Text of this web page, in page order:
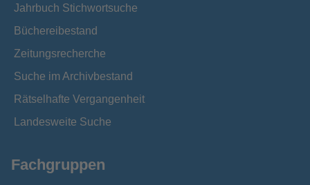
Jahrbuch Stichwortsuche
Büchereibestand
Zeitungsrecherche
Suche im Archivbestand
Rätselhafte Vergangenheit
Landesweite Suche
Fachgruppen